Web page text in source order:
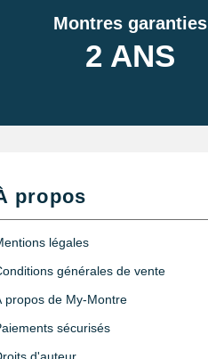
Montres garanties
2 ANS
propos
légales
générales de vente
propos de My-Montre
sécurisés